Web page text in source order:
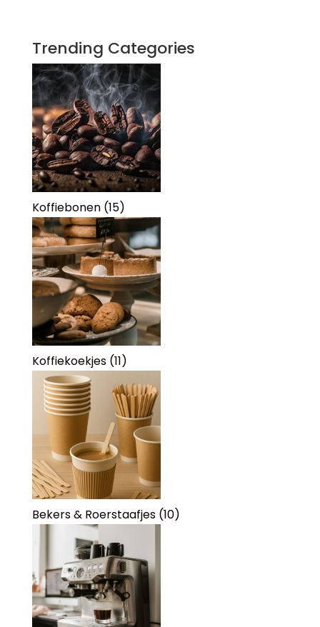
Trending Categories
Koffiebonen (15)
Koffiekoekjes (11)
Bekers & Roerstaafjes (10)